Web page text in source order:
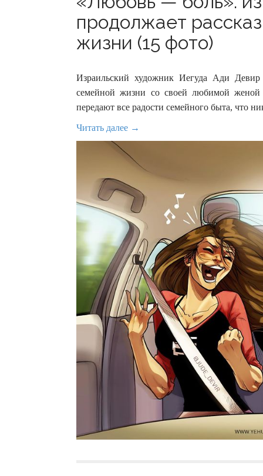
продолжает
жизни (15 фото)
Израильский художник Иегуда Ади
семейной жизни со своей любимой
передают все радости семейного быта, что
Читать далее →